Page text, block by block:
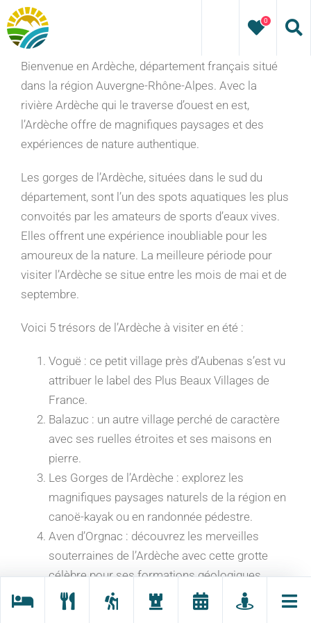
Passer
au
contenu
0
Bienvenue en Ardèche, département français situé
dans la région Auvergne-Rhône-Alpes. Avec la
rivière Ardèche qui le traverse d’ouest en est,
l’Ardèche offre de magnifiques paysages et des
expériences de nature authentique.
Les gorges de l’Ardèche, situées dans le sud du
département, sont l’un des spots aquatiques les plus
convoités par les amateurs de sports d’eaux vives.
Elles offrent une expérience inoubliable pour les
amoureux de la nature. La meilleure période pour
visiter l’Ardèche se situe entre les mois de mai et de
septembre.
Voici 5 trésors de l’Ardèche à visiter en été :
Voguë : ce petit village près d’Aubenas s’est vu
attribuer le label des Plus Beaux Villages de
France.
Balazuc : un autre village perché de caractère
avec ses ruelles étroites et ses maisons en
pierre.
Les Gorges de l’Ardèche : explorez les
magnifiques paysages naturels de la région en
canoë-kayak ou en randonnée pédestre.
Aven d’Orgnac : découvrez les merveilles
souterraines de l’Ardèche avec cette grotte
célèbre pour ses formations géologiques.
Mont Gerbier de Jonc et Mont Mézenc : ces
deux montagnes sont des destinations